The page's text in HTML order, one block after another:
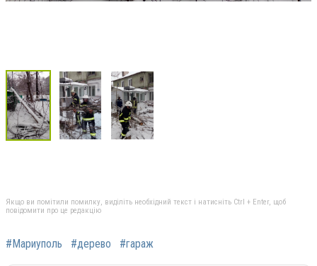
Якщо ви помітили помилку, виділіть необхідний текст і натисніть Ctrl + Enter, щоб
повідомити про це редакцію
#Мариуполь #дерево #гараж